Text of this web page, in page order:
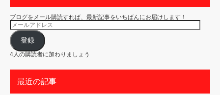
ブログをメール購読すれば、最新記事をいちばんにお届けします！
メ
ー
ル
ア
ド
レ
ス
登録
4人の購読者に加わりましょう
最近の記事